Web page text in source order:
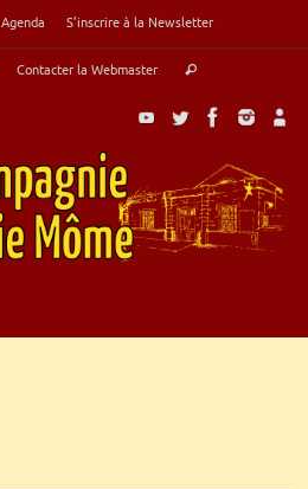
Agenda S’inscrire à la Newsletter
Contacter la Webmaster Rechercher